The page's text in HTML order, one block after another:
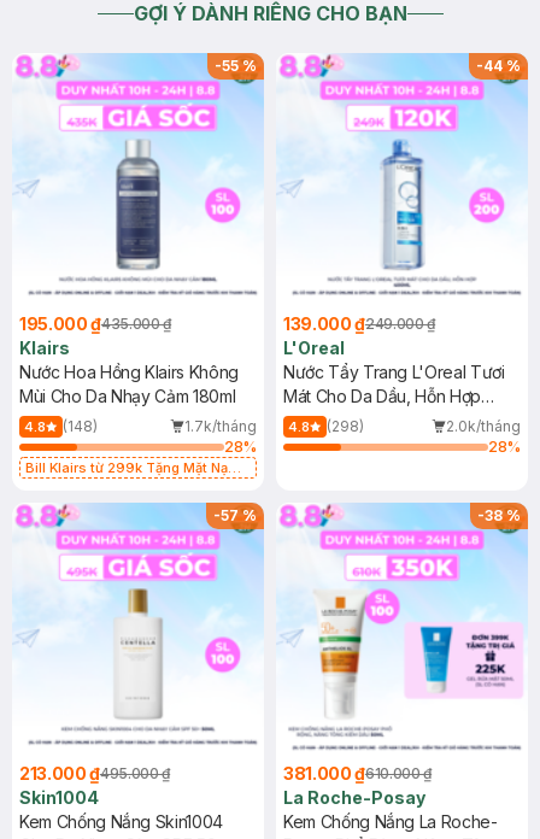
GỢI Ý DÀNH RIÊNG CHO BẠN
-55%
195.000 ₫435.000 ₫
Klairs
Nước Hoa Hồng Klairs Không
Mùi Cho Da Nhạy Cảm 180ml
4.8 (148)
1.7k/tháng
28%
Bill Klairs từ 299k Tặng Mặt Nạ
25ml (SL Có Hạn)
-44%
139.000 ₫249.000 ₫
L'Oreal
Nước Tẩy Trang L'Oreal Tươi
Mát Cho Da Dầu, Hỗn Hợp
400ml
4.8 (298)
2.0k/tháng
28%
-57%
213.000 ₫495.000 ₫
Skin1004
Kem Chống Nắng Skin1004
-38%
381.000 ₫610.000 ₫
La Roche-Posay
Kem Chống Nắng La Roche-